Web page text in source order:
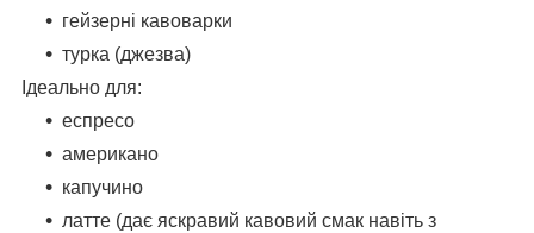
гейзерні кавоварки
турка (джезва)
Ідеально для:
еспресо
американо
капучино
латте (дає яскравий кавовий смак навіть з